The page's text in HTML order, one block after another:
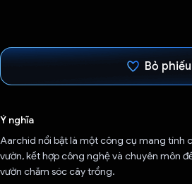
Bỏ phiếu
Ý nghĩa
Aarchid nổi bật là một công cụ mang tính
vườn, kết hợp công nghệ và chuyên môn
vườn chăm sóc cây trồng.